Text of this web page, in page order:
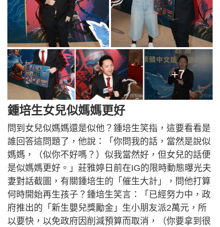
+7
鍾培生女兒似媽媽更好
問到女兒似媽媽還是似他？鍾培生笑指，這要看看是
誰回答這問題了，他說：「你問我的話，當然是說似
媽媽，（似你不好嗎？）似我當然好，但女兒的話便
是似媽媽更好。」莊雅婷日前在IG的限時動態曝光夫
妻對話截圖，有關鍾培生的「催生大計」，問他打算
何時開始再生孩子？鍾培生笑言：「已經努力中，政
府推出的「新生嬰兒獎勵金」生小朋友派2萬元，所
以要快，以免政府因削減預算而取消，（你要拿到很